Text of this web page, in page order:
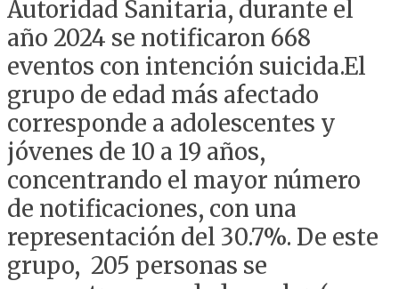
Autoridad Sanitaria, durante el
año 2024 se notificaron 668
eventos con intención suicida.El
grupo de edad más afectado
corresponde a adolescentes y
jóvenes de 10 a 19 años,
concentrando el mayor número
de notificaciones, con una
representación del 30.7%. De este
grupo, 205 personas se